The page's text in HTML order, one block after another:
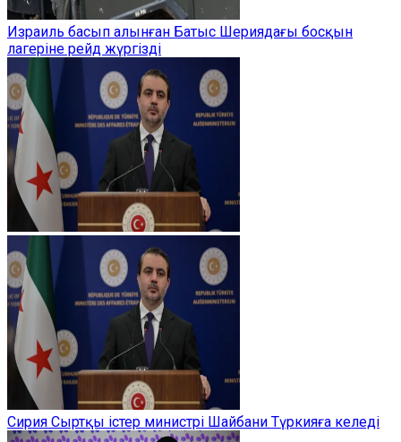
Израиль басып алынған Батыс Шериядағы босқын
лагеріне рейд жүргізді
Сирия Сыртқы істер министрі Шайбани Түркияға келеді